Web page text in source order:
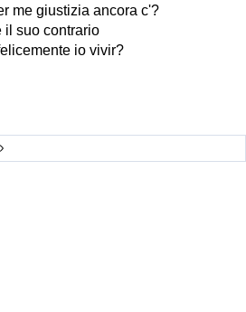
me giustizia ancora c'?
il suo contrario
io vivir?